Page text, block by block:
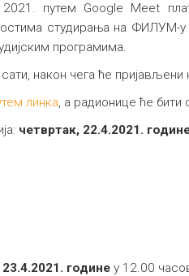
путем Google Meet
студирања на ФИЛУМ-у
програмима.
након чега ће
линка, а радионице ће
четвртак, 22.4.2021.
23.4.2021. године у 12.00